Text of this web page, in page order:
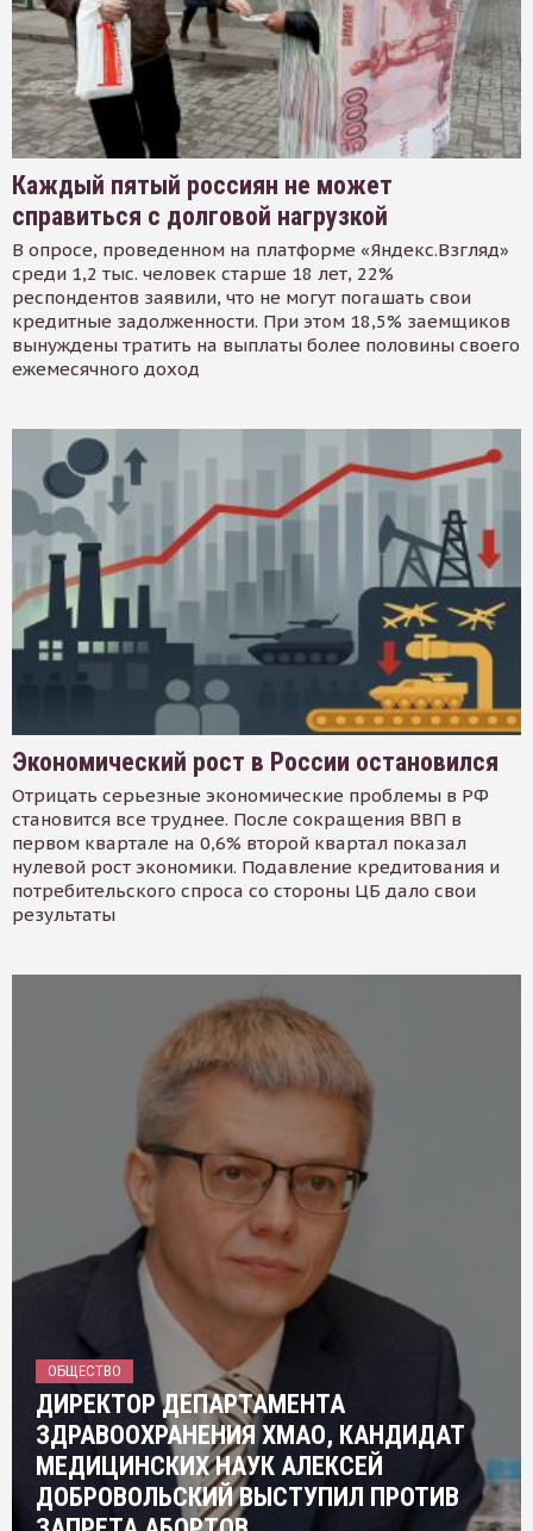
Каждый пятый россиян не может
справиться с долговой нагрузкой
В опросе, проведенном на платформе «Яндекс.Взгляд»
среди 1,2 тыс. человек старше 18 лет, 22%
респондентов заявили, что не могут погашать свои
кредитные задолженности. При этом 18,5% заемщиков
вынуждены тратить на выплаты более половины своего
ежемесячного доход
Экономический рост в России остановился
Отрицать серьезные экономические проблемы в РФ
становится все труднее. После сокращения ВВП в
первом квартале на 0,6% второй квартал показал
нулевой рост экономики. Подавление кредитования и
потребительского спроса со стороны ЦБ дало свои
результаты
ОБЩЕСТВО
ДИРЕКТОР ДЕПАРТАМЕНТА
ЗДРАВООХРАНЕНИЯ ХМАО, КАНДИДАТ
МЕДИЦИНСКИХ НАУК АЛЕКСЕЙ
ДОБРОВОЛЬСКИЙ ВЫСТУПИЛ ПРОТИВ